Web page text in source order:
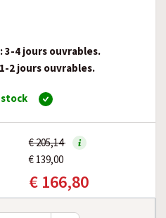
3-4 jours ouvrables.
2 jours ouvrables.
stock
€ 205,14
€ 139,00
€ 166,80